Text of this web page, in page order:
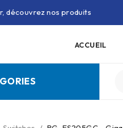
découvrez nos produits
ACCUEIL